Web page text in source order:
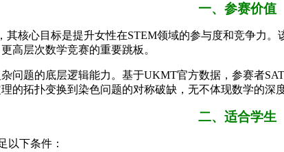
一、参赛价值
其核心目标是提升女性在STEM领域的参与度和竞争力
高层次数学竞赛的重要跳板。
问题的底层逻辑能力。基于UKMT官方数据，参赛者
的拓扑变换到染色问题的对称破缺，无不体现数学的深
二、适合学生
以下条件：